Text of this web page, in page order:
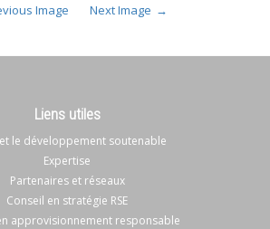
Image Next Image
Liens utiles
et le développement soutenable
Expertise
Partenaires et réseaux
Conseil en stratégie RSE
approvisionnement responsable